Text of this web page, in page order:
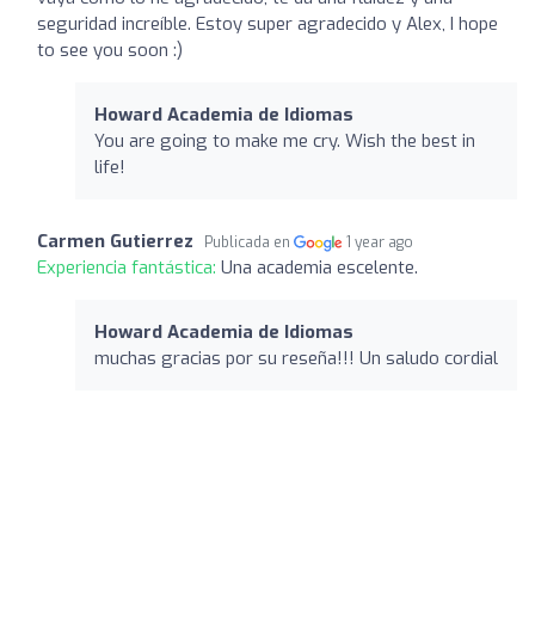
seguridad increíble. Estoy super agradecido y Alex, I hope
to see you soon :)
Howard Academia de Idiomas
You are going to make me cry. Wish the best in
life!
Carmen Gutierrez Publicada en 1 year ago
Experiencia fantástica: Una academia escelente.
Howard Academia de Idiomas
muchas gracias por su reseña!!! Un saludo cordial